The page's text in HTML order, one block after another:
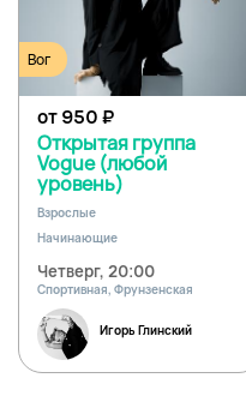
Вог
от 950₽
Открытая группа
Vogue (любой
уровень)
Взрослые
Начинающие
Четверг, 20:00
Спортивная, Фрунзенская
Игорь Глинский